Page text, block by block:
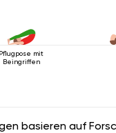
Pflugpose mit
Beingriffen
basieren auf